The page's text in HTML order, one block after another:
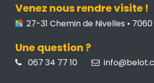
Venez nous rendre visite !
27-31 Chemin de Nivelles • 7060
Une question ?
067 34 77 10